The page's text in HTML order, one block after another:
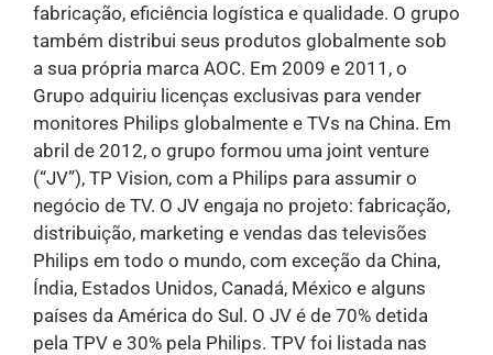
fabricação, eficiência logística e qualidade. O grupo
também distribui seus produtos globalmente sob
a sua própria marca AOC. Em 2009 e 2011, o
Grupo adquiriu licenças exclusivas para vender
monitores Philips globalmente e TVs na China. Em
abril de 2012, o grupo formou uma joint venture
(“JV”), TP Vision, com a Philips para assumir o
negócio de TV. O JV engaja no projeto: fabricação,
distribuição, marketing e vendas das televisões
Philips em todo o mundo, com exceção da China,
Índia, Estados Unidos, Canadá, México e alguns
países da América do Sul. O JV é de 70% detida
pela TPV e 30% pela Philips. TPV foi listada nas